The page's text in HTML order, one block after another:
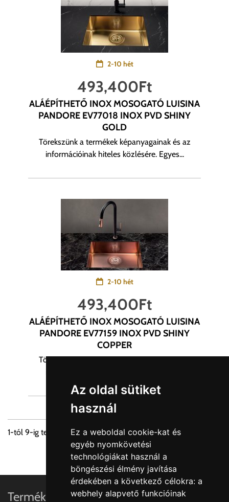
Az oldal sütiket
használ
Ez a weboldal cookie-kat és
egyéb nyomkövetési
technológiákat használ a
böngészési élmény javítása
érdekében a következő célokra: a
webhely alapvető funkcióinak
2-10 hét
493,400Ft
ALÁÉPÍTHETŐ INOX MOSOGATÓ LUISINA
PANDORE EV77018 INOX PVD SHINY
GOLD
Törekszünk a termékek képanyagainak és az
információinak hiteles közlésére. Egyes...
2-10 hét
493,400Ft
ALÁÉPÍTHETŐ INOX MOSOGATÓ LUISINA
PANDORE EV77159 INOX PVD SHINY
COPPER
Törekszünk a termékek képanyagainak és az
1-tól 9-ig terjedő tételek összesen 42-ból
1
2 3
Termékinformációk